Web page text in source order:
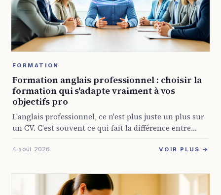
FORMATION
Formation anglais professionnel : choisir la
formation qui s'adapte vraiment à vos
objectifs pro
L'anglais professionnel, ce n'est plus juste un plus sur
un CV. C'est souvent ce qui fait la différence entre
rester bloqué dans son poste et décrocher une mission
internationale, animer ...
4 août 2026 VOIR PLUS →